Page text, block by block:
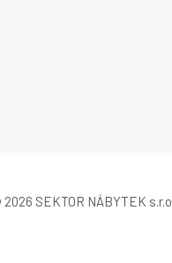
SEKTOR NÁBYTEK s.r.o.